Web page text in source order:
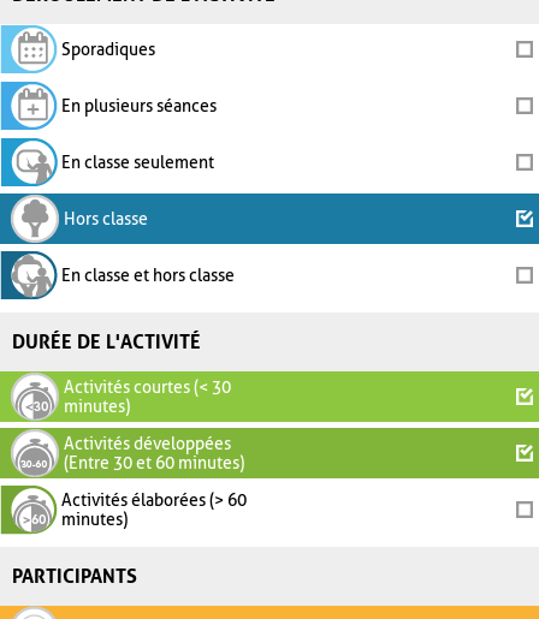
Sporadiques
En plusieurs séances
En classe seulement
Hors classe
En classe et hors classe
DURÉE DE L'ACTIVITÉ
Activités courtes (< 30
minutes)
Activités développées
(Entre 30 et 60 minutes)
Activités élaborées (> 60
minutes)
PARTICIPANTS